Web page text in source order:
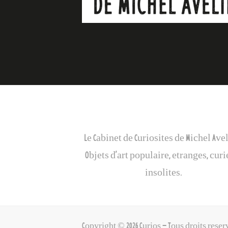
Le Cabinet de Curiosites de Michel
Objets d’art populaire, etranges,
insolites.
Copyright © 2026 Curios - Tous droits